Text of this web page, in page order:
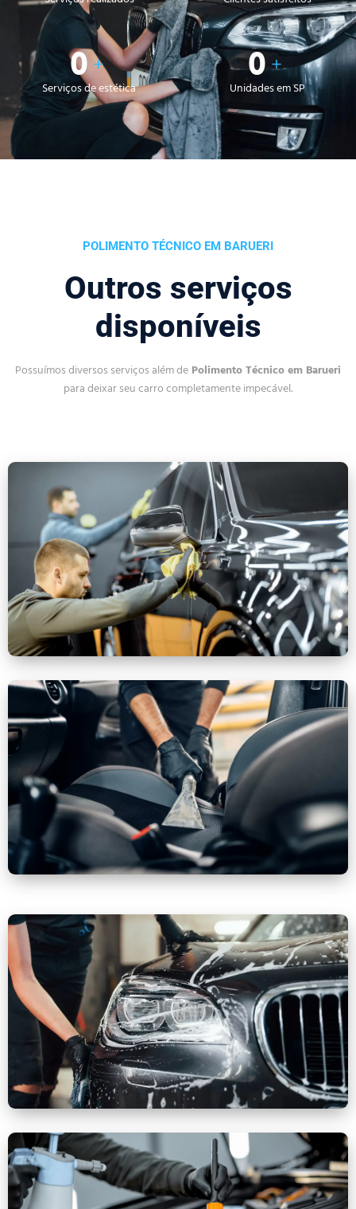
0+
Serviços de estética 0+
Unidades em SP
POLIMENTO TÉCNICO EM BARUERI
Outros serviços
disponíveis
Possuímos diversos serviços além de Polimento Técnico em Barueri
para deixar seu carro completamente impecável.